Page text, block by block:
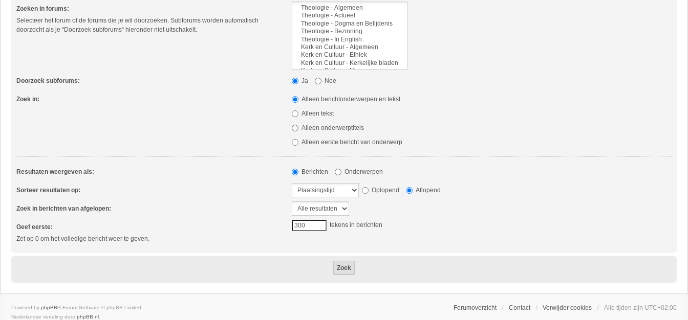
Zoeken in forums:
Selecteer het forum of de forums die je wil doorzoeken. Subforums worden automatisch
doorzocht als je “Doorzoek subforums“ hieronder niet uitschakelt.
Doorzoek subforums: Ja Nee
Zoek in:
Alleen berichtonderwerpen en tekst
Alleen tekst
Alleen onderwerptitels
Alleen eerste bericht van onderwerp
Resultaten weergeven als: Berichten Onderwerpen
Sorteer resultaten op: Oplopend Aflopend
Zoek in berichten van afgelopen:
Geef eerste:
Zet op 0 om het volledige bericht weer te geven.
tekens in berichten
Forumoverzicht Contact Verwijder cookies Alle tijden zijn UTC+02:00
Powered by phpBB® Forum Software © phpBB Limited
Nederlandse vertaling door phpBB.nl